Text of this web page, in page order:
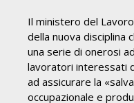
Il ministero del
della nuova disciplina
una serie di onerosi
lavoratori interessati
ad assicurare la
occupazionale e